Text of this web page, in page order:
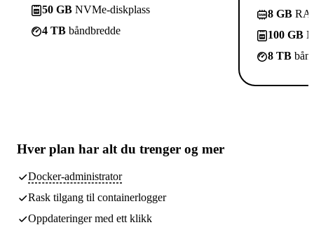
50 GB NVMe-diskplass
4 TB båndbredde
8 GB
100 GB
8 TB
Hver plan har alt du trenger og mer
Docker-administrator
Rask tilgang til containerlogger
Oppdateringer med ett klikk